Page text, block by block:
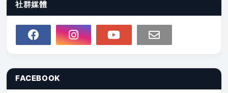
社群媒體
FACEBOOK